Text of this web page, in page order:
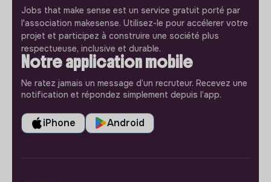
Jobs that make sense est un service gratuit porté par
l'association makesense. Utilisez-le pour accélerer votre
projet et participez à construire une société plus
respectueuse, inclusive et durable.
Notre application mobile
Ne ratez jamais un message d’un recruteur. Recevez une
notification et répondez simplement depuis l’app.
iPhone Android